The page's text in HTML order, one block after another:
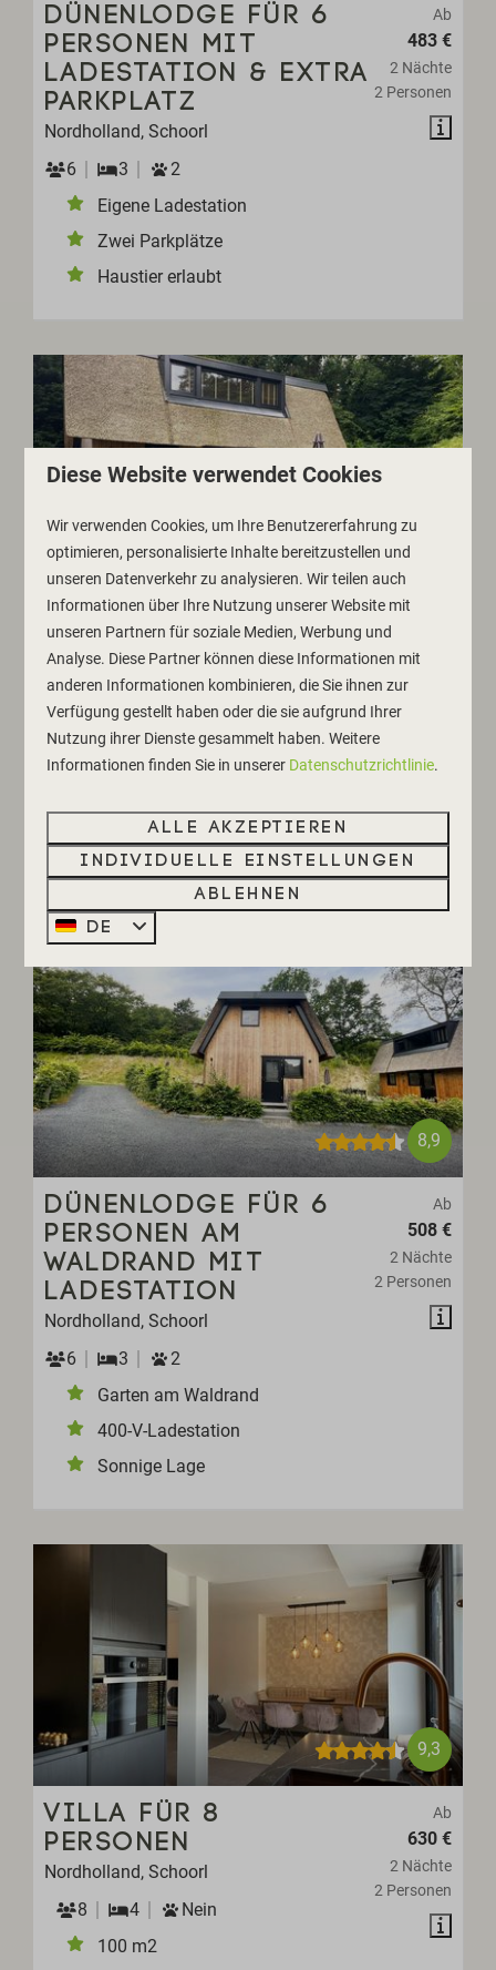
Ab
483 €
2 Nächte
2 Personen
DÜNENLODGE FÜR 6
PERSONEN MIT
LADESTATION & EXTRA
PARKPLATZ
Nordholland, Schoorl
6
3
2
Eigene Ladestation
Zwei Parkplätze
Haustier erlaubt
488 €
2 Personen
DÜNENLODGE FÜR 6
PERSONEN AM
WALDRAND
Nordholland, Schoorl
6
3
Nein
Hinterseite des Ferienparks
3 Schlafzimmer
8,9
Ab
508 €
2 Nächte
2 Personen
DÜNENLODGE FÜR 6
PERSONEN AM
WALDRAND MIT
LADESTATION
Nordholland, Schoorl
6
3
2
Garten am Waldrand
400-V-Ladestation
Sonnige Lage
9,3
Ab
630 €
2 Nächte
2 Personen
VILLA FÜR 8
PERSONEN
Nordholland, Schoorl
8
4
Nein
100 m2
Diese Website verwendet Cookies
Wir verwenden Cookies, um Ihre Benutzererfahrung zu
optimieren, personalisierte Inhalte bereitzustellen und
unseren Datenverkehr zu analysieren. Wir teilen auch
Informationen über Ihre Nutzung unserer Website mit
unseren Partnern für soziale Medien, Werbung und
Analyse. Diese Partner können diese Informationen mit
anderen Informationen kombinieren, die Sie ihnen zur
Verfügung gestellt haben oder die sie aufgrund Ihrer
Nutzung ihrer Dienste gesammelt haben. Weitere
Informationen finden Sie in unserer Datenschutzrichtlinie.
Alle akzeptieren
Individuelle Einstellungen
Ablehnen
DE